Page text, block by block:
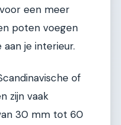
een meer
poten voegen
je interieur.
of
zijn vaak
30 mm tot 60